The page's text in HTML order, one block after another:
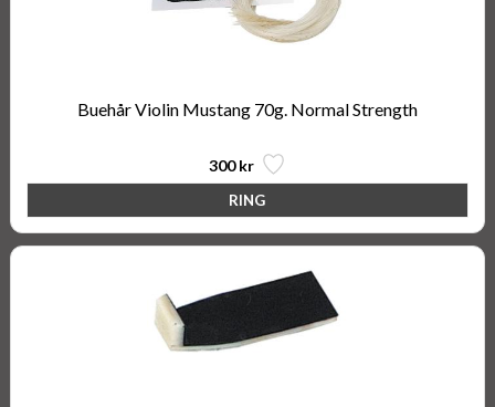
Buehår Violin Mustang 70g. Normal Strength
300 kr